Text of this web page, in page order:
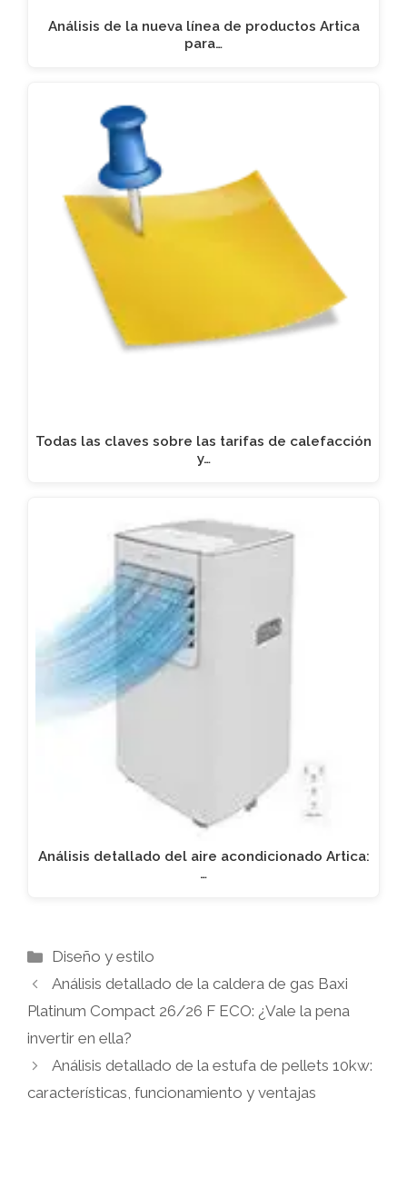
Análisis de la nueva línea de productos Artica
para…
Todas las claves sobre las tarifas de calefacción
y…
Análisis detallado del aire acondicionado Artica:
…
Categorías
Diseño y estilo
Análisis detallado de la caldera de gas Baxi
Platinum Compact 26/26 F ECO: ¿Vale la pena
invertir en ella?
Análisis detallado de la estufa de pellets 10kw:
características, funcionamiento y ventajas